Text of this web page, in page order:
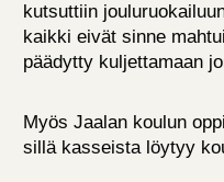
kutsuttiin
kaikki eivät sinne
päädytty kuljettamaan
Myös Jaalan koulun
sillä kasseista löytyy